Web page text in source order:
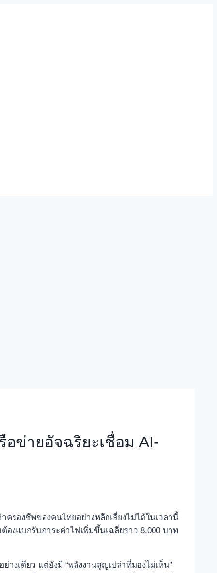
อข่ายอัจฉริยะเชื่อม AI-
รองชีพของคนไทยอย่างหลีกเลี่ยงไม่ได้ในเวลานี้
องแบกรับภาระค่าไฟเพิ่มขึ้นเฉลี่ยราว 8,000 บาท
งเดียว แต่ยังมี “พลังงานสูญเปล่าที่มองไม่เห็น”